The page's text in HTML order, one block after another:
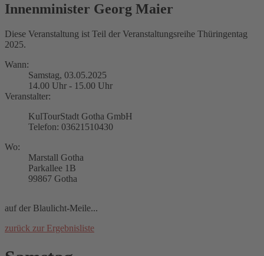
Innenminister Georg Maier
Diese Veranstaltung ist Teil der Veranstaltungsreihe Thüringentag
2025.
Wann:
Samstag, 03.05.2025
14.00 Uhr - 15.00 Uhr
Veranstalter:
KulTourStadt Gotha GmbH
Telefon: 03621510430
Wo:
Marstall Gotha
Parkallee 1B
99867 Gotha
auf der Blaulicht-Meile...
zurück zur Ergebnisliste